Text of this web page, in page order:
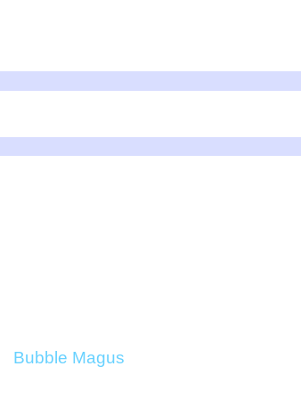
Bubble Magus